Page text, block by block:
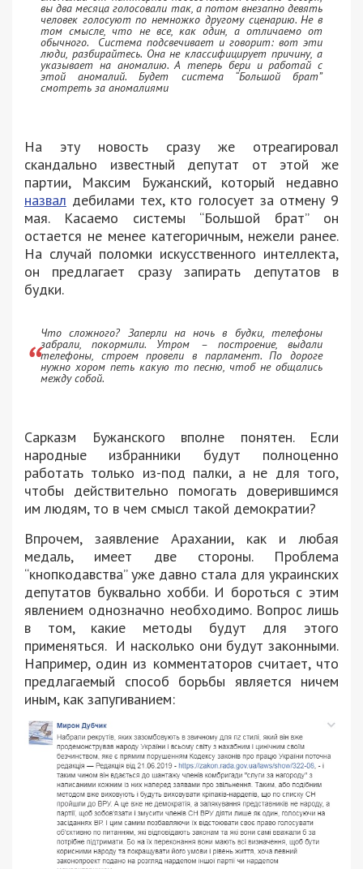
вы два месяца голосовали так, а потом внезапно девять
человек голосуют по немножко другому сценарию. Не в
том смысле, что не все, как один, а отличаемо от
обычного. Система подсвечивает и говорит: вот эти
люди, разбирайтесь. Она не классифицирует причину, а
указывает на аномалию. А теперь бери и работай с
этой аномалий. Будет система “Большой брат”
смотреть за аномалиями
На эту новость сразу же отреагировал
скандально известный депутат от этой же
партии, Максим Бужанский, который недавно
назвал дебилами тех, кто голосует за отмену 9
мая. Касаемо системы “Большой брат” он
остается не менее категоричным, нежели ранее.
На случай поломки искусственного интеллекта,
он предлагает сразу запирать депутатов в
будки.
Что сложного? Заперли на ночь в будки, телефоны
забрали, покормили. Утром – построение, выдали
телефоны, строем провели в парламент. По дороге
нужно хором петь какую то песню, чтоб не общались
между собой.
Сарказм Бужанского вполне понятен. Если
народные избранники будут полноценно
работать только из-под палки, а не для того,
чтобы действительно помогать доверившимся
им людям, то в чем смысл такой демократии?
Впрочем, заявление Арахании, как и любая
медаль, имеет две стороны. Проблема
“кнопкодавства” уже давно стала для украинских
депутатов буквально хобби. И бороться с этим
явлением однозначно необходимо. Вопрос лишь
в том, какие методы будут для этого
применяться. И насколько они будут законными.
Например, один из комментаторов считает, что
предлагаемый способ борьбы является ничем
иным, как запугиванием: